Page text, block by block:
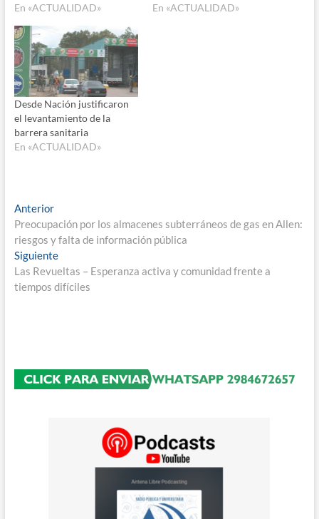
En «ACTUALIDAD»
En «ACTUALIDAD»
Desde Nación justificaron
el levantamiento de la
barrera sanitaria
En «ACTUALIDAD»
Navegación
de
entradas
AnteriorEntrada
anterior:
Preocupación por los almacenes subterráneos de gas en Allen:
riesgos y falta de información pública
SiguienteEntrada
siguiente:
Las Revueltas – Esperanza activa y comunidad frente a
tiempos difíciles